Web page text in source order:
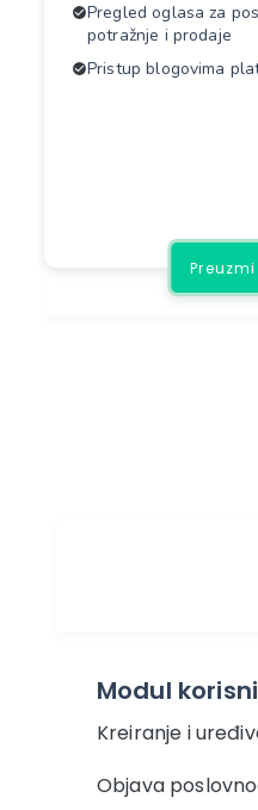
Pregled oglasa za
potražnje i prodaje
Pristup blogovima
Preuzmi
Modul
Kreiranje i
Objava